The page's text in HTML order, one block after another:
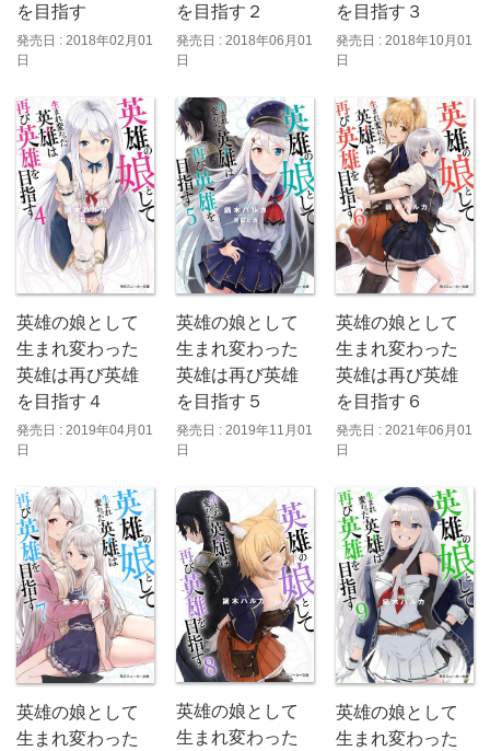
を目指す
発売日 : 2018年02月01
日
を目指す２
発売日 : 2018年06月01
日
を目指す３
発売日 : 2018年10月01
日
英雄の娘として
生まれ変わった
英雄は再び英雄
を目指す４
発売日 : 2019年04月01
日
英雄の娘として
生まれ変わった
英雄は再び英雄
を目指す５
発売日 : 2019年11月01
日
英雄の娘として
生まれ変わった
英雄は再び英雄
を目指す６
発売日 : 2021年06月01
日
英雄の娘として
生まれ変わった
英雄の娘として
生まれ変わった
英雄の娘として
生まれ変わった